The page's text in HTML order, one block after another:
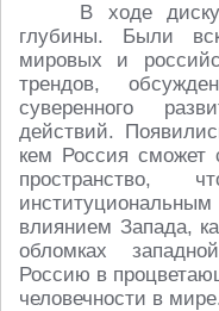
В ходе
глубины. Были
мировых и
трендов,
суверенного
действий.
кем Россия сможет
влиянием Запада,
обломках
Россию в
человечности в